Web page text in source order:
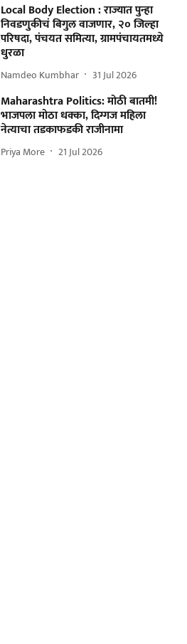
Local Body Election : राज्यात पुन्हा
निवडणुकीचं बिगुल वाजणार, २० जिल्हा
परिषदा, पंचयत समित्या, ग्रामपंचायतमध्ये
धुरळा
Namdeo Kumbhar 31 Jul 2026
Maharashtra Politics: मोठी बातमी!
भाजपला मोठा धक्का, दिग्गज महिला
नेत्याचा तडकाफडकी राजीनामा
Priya More 21 Jul 2026